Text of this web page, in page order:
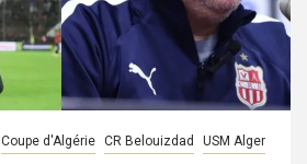
Coupe d'Algérie CR Belouizdad USM Alger